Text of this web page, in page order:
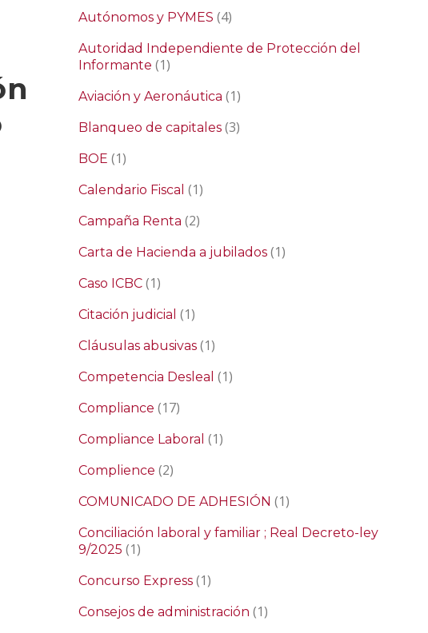
Autónomos y PYMES (4)
Autoridad Independiente de Protección del
Informante (1)
Aviación y Aeronáutica (1)
Blanqueo de capitales (3)
BOE (1)
Calendario Fiscal (1)
Campaña Renta (2)
Carta de Hacienda a jubilados (1)
Caso ICBC (1)
Citación judicial (1)
Cláusulas abusivas (1)
Competencia Desleal (1)
Compliance (17)
Compliance Laboral (1)
Complience (2)
COMUNICADO DE ADHESIÓN (1)
Conciliación laboral y familiar ; Real Decreto-ley
9/2025 (1)
Concurso Express (1)
Consejos de administración (1)